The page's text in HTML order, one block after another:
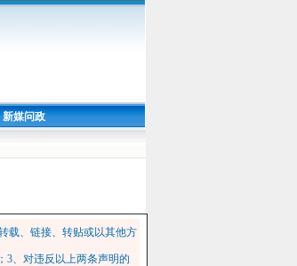
新媒问政
载、链接、转贴或以其他方
3、对违反以上两条声明的